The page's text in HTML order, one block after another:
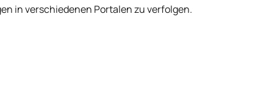
in verschiedenen Portalen zu verfolgen.